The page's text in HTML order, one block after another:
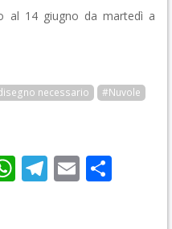
al 14 giugno da martedì a
necessario
#Nuvole
WhatsApp
Telegram
Email